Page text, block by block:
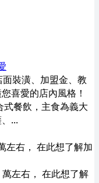
裝潢、加盟金、教
喜愛的店內風格！
餐飲，主食為義大
...
左右， 在此想了解加
左右， 在此想了解